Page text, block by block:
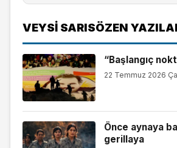
VEYSI SARISÖZEN
“Başlangıç
22 Temmuz 2026
Önce aynaya
gerillaya